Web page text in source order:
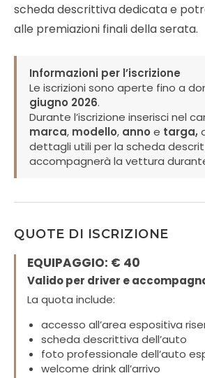
scheda descrittiva dedicata e
alle premiazioni finali della serata.
Informazioni per l’iscrizione
Le iscrizioni sono aperte fino a
giugno 2026.
Durante l’iscrizione inserisci nel
marca, modello, anno e targa,
dettagli utili per la scheda
accompagnerà la vettura
QUOTE DI ISCRIZIONE
EQUIPAGGIO: € 40
Valido per driver e
La quota include:
accesso all’area espositiva
scheda descrittiva dell’auto
foto professionale dell’auto
welcome drink all’arrivo